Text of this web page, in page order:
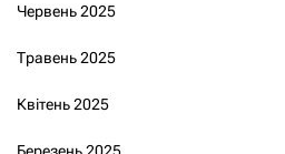
Червень 2025
Травень 2025
Квітень 2025